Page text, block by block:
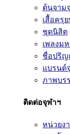
ต้นจาม
เสื้อครุ
ชุดนิสิต
เพลงม
ชื่อปริ
แบรนด์
ภาพบร
ติดต่อจุฬาฯ
หน่วยง